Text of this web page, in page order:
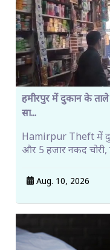
हमीरपुर में दुकान के
सा...
Hamirpur Theft में
और 5 हजार नकद चोरी,
Aug. 10, 2026